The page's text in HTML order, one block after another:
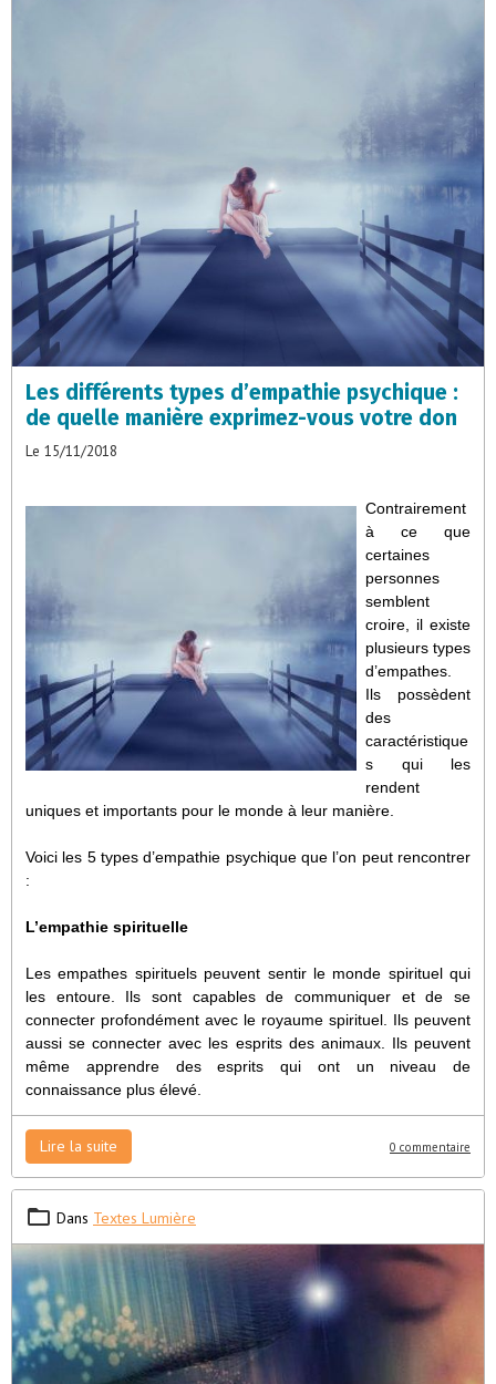
Les différents types d’empathie psychique :
de quelle manière exprimez-vous votre don
Le 15/11/2018
Contrairement
à ce que
certaines
personnes
semblent
croire, il existe
plusieurs types
d’empathes.
Ils possèdent
des
caractéristique
s qui les
rendent
uniques et importants pour le monde à leur manière.
Voici les 5 types d’empathie psychique que l’on peut rencontrer
:
L’empathie spirituelle
Les empathes spirituels peuvent sentir le monde spirituel qui
les entoure. Ils sont capables de communiquer et de se
connecter profondément avec le royaume spirituel. Ils peuvent
aussi se connecter avec les esprits des animaux. Ils peuvent
même apprendre des esprits qui ont un niveau de
connaissance plus élevé.
Lire la suite 0 commentaire
Dans Textes Lumière